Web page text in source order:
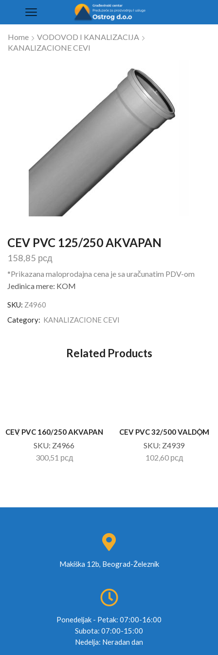
Home
VODOVOD I KANALIZACIJA
KANALIZACIONE CEVI
CEV PVC 125/250 AKVAPAN
158,85 рсд
*Prikazana maloprodajna cena je sa uračunatim PDV-om
Jedinica mere: KOM
SKU: Z4960
Category: KANALIZACIONE CEVI
Related Products
CEV PVC 160/250 AKVAPAN
SKU: Z4966
300,51 рсд
CEV PVC 32/500 VALDOM
SKU: Z4939
102,60 рсд
Makiška 12b, Beograd-Železnik
Ponedeljak - Petak: 07:00-16:00
Subota: 07:00-15:00
Nedelja: Neradan dan